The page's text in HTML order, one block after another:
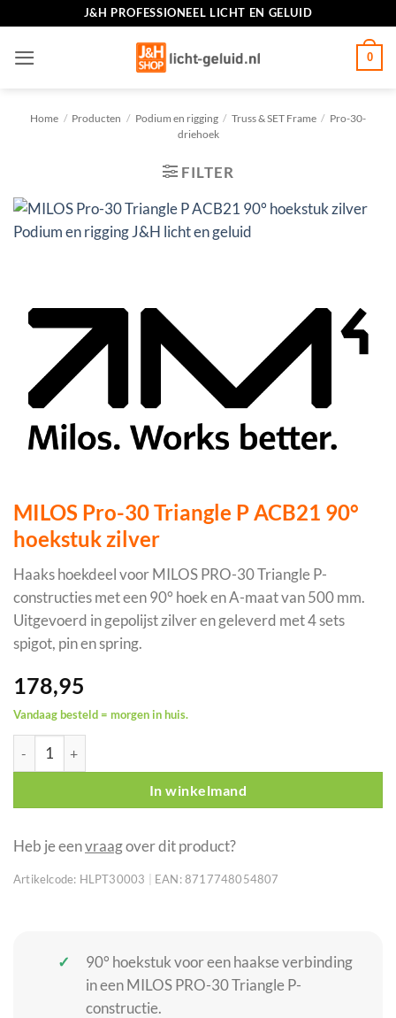
inhoud
J&H PROFESSIONEEL LICHT EN GELUID
0
Home / Producten / Podium en rigging / Truss & SET Frame / Pro-30-
driehoek
FILTER
MILOS Pro-30 Triangle P ACB21 90°
hoekstuk zilver
Haaks hoekdeel voor MILOS PRO-30 Triangle P-
constructies met een 90° hoek en A-maat van 500 mm.
Uitgevoerd in gepolijst zilver en geleverd met 4 sets
spigot, pin en spring.
178,95
Vandaag besteld = morgen in huis.
MILOS Pro-30 Triangle P ACB21 90° hoekstuk zilver aantal
In winkelmand
Heb je eenvraagover dit product?
Artikelcode: HLPT30003 | EAN: 8717748054807
90° hoekstuk voor een haakse verbinding
in een MILOS PRO-30 Triangle P-
constructie.